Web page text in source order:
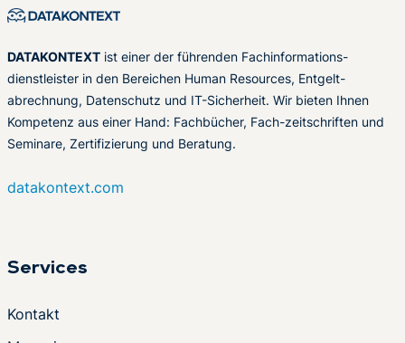
DATAKONTEXT ist einer der führenden Fachinformations-
dienstleister in den Bereichen Human Resources, Entgelt-
abrechnung, Datenschutz und IT-Sicherheit. Wir bieten Ihnen
Kompetenz aus einer Hand: Fachbücher, Fach-zeitschriften und
Seminare, Zertifizierung und Beratung.
datakontext.com
Services
Kontakt